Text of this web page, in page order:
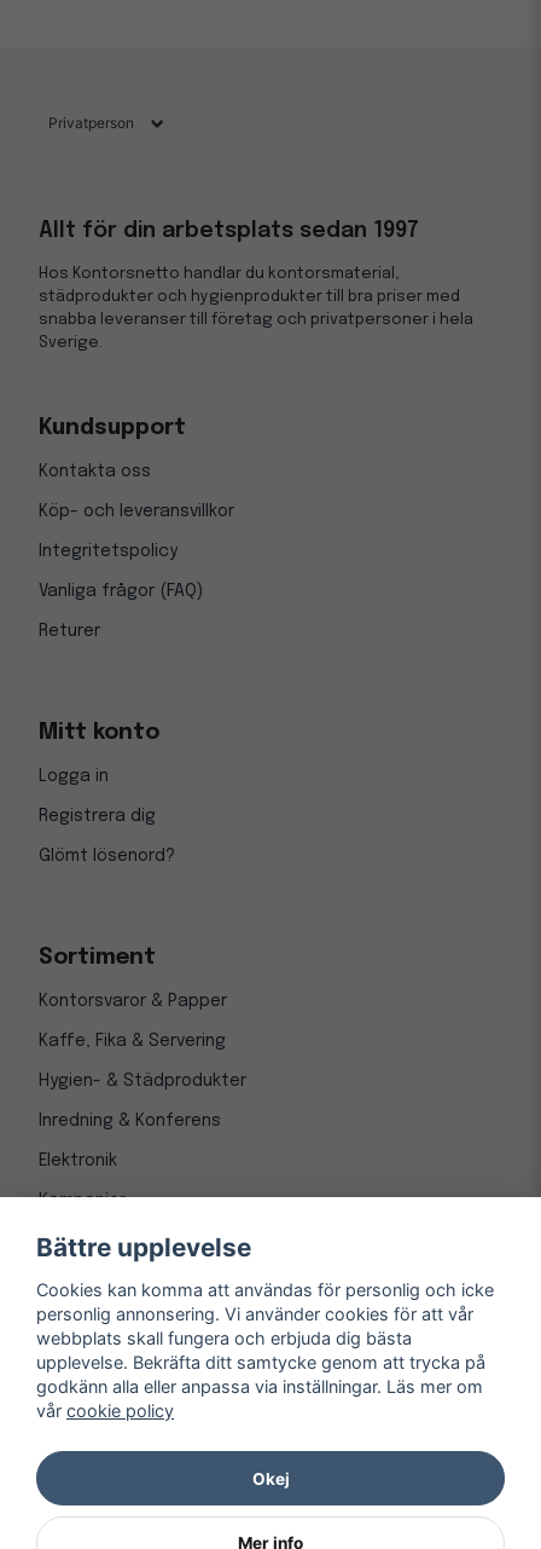
Allt för din arbetsplats sedan 1997
Hos Kontorsnetto handlar du kontorsmaterial,
städprodukter och hygienprodukter till bra priser med
snabba leveranser till företag och privatpersoner i hela
Sverige.
Kundsupport
Kontakta oss
Köp- och leveransvillkor
Integritetspolicy
Vanliga frågor (FAQ)
Returer
Mitt konto
Logga in
Registrera dig
Glömt lösenord?
Sortiment
Kontorsvaror & Papper
Kaffe, Fika & Servering
Hygien- & Städprodukter
Inredning & Konferens
Elektronik
Kampanjer
© Copyright 1997-2026
Bättre upplevelse
Cookies kan komma att användas för personlig och icke
personlig annonsering. Vi använder cookies för att vår
webbplats skall fungera och erbjuda dig bästa
upplevelse. Bekräfta ditt samtycke genom att trycka på
godkänn alla eller anpassa via inställningar. Läs mer om
vår cookie policy
Okej
Mer info